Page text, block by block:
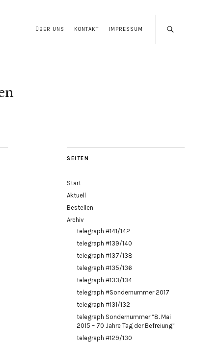
ÜBER UNS KONTAKT IMPRESSUM
SEITEN
Start
Aktuell
Bestellen
Archiv
telegraph #141/142
telegraph #139/140
telegraph #137/138
telegraph #135/136
telegraph #133/134
telegraph #Sondernummer 2017
telegraph #131/132
telegraph Sondernummer “8. Mai
2015 – 70 Jahre Tag der Befreiung”
telegraph #129/130